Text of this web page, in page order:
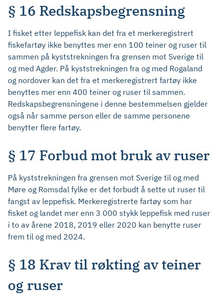
§ 16 Redskapsbegrensning
I fisket etter leppefisk kan det fra et merkeregistrert
fiskefartøy ikke benyttes mer enn 100 teiner og ruser til
sammen på kyststrekningen fra grensen mot Sverige til
og med Agder. På kyststrekningen fra og med Rogaland
og nordover kan det fra et merkeregistrert fartøy ikke
benyttes mer enn 400 teiner og ruser til sammen.
Redskapsbegrensningene i denne bestemmelsen gjelder
også når samme person eller de samme personene
benytter flere fartøy.
§ 17 Forbud mot bruk av ruser
På kyststrekningen fra grensen mot Sverige til og med
Møre og Romsdal fylke er det forbudt å sette ut ruser til
fangst av leppefisk. Merkeregistrerte fartøy som har
fisket og landet mer enn 3 000 stykk leppefisk med ruser
i to av årene 2018, 2019 eller 2020 kan benytte ruser
frem til og med 2024.
§ 18 Krav til røkting av teiner
og ruser